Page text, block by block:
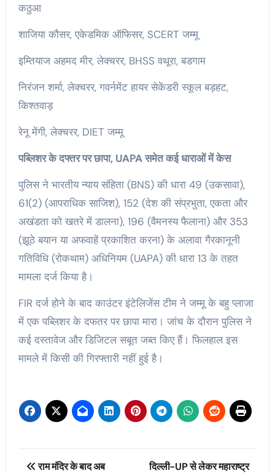
कठुआ
शाजिया कौसर, एकेडमिक ऑफिसर, SCERT जम्मू
इम्तियाज अहमद मीर, लेक्चरर, BHSS वथूरा, बडगाम
निरंजन शर्मा, लेक्चरर, गवर्नमेंट हायर सेकेंडरी स्कूल बड़हट,
किश्तवाड़
रेनू मेंगी, लेक्चरर, DIET जम्मू
पब्लिशर के दफ्तर पर छापा, UAPA समेत कई धाराओं में केस
पुलिस ने भारतीय न्याय संहिता (BNS) की धारा 49 (उकसावा),
61(2) (आपराधिक साजिश), 152 (देश की संप्रभुता, एकता और
अखंडता को खतरे में डालना), 196 (वैमनस्य फैलाना) और 353
(झूठे बयान या अफवाहें प्रकाशित करना) के अलावा गैरकानूनी
गतिविधि (रोकथाम) अधिनियम (UAPA) की धारा 13 के तहत
मामला दर्ज किया है।
FIR दर्ज होने के बाद काउंटर इंटेलिजेंस टीम ने जम्मू के बहु प्लाजा
में एक पब्लिशर के दफतर पर छापा मारा। जांच के दौरान पुलिस ने
कई दस्तावेज और डिजिटल सबूत जब्त किए हैं। फिलहाल इस
मामले में किसी की गिरफ्तारी नहीं हुई है।
Post
राम मंदिर के बाद अब
दिल्ली-UP से लेकर महाराष्ट्र